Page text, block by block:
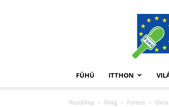
FüHü
FÜHÜ ITTHON
Kezdőlap Világ Fontos